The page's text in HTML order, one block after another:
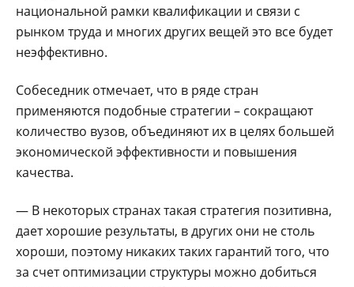
национальной рамки квалификации и связи с
рынком труда и многих других вещей это все будет
неэффективно.
Собеседник отмечает, что в ряде стран
применяются подобные стратегии – сокращают
количество вузов, объединяют их в целях большей
экономической эффективности и повышения
качества.
— В некоторых странах такая стратегия позитивна,
дает хорошие результаты, в других они не столь
хороши, поэтому никаких таких гарантий того, что
за счет оптимизации структуры можно добиться